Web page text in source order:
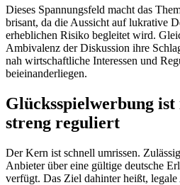
Dieses Spannungsfeld macht das
brisant, da die Aussicht auf lukrative
erheblichen Risiko begleitet wird.
Ambivalenz der Diskussion ihre
nah wirtschaftliche Interessen und
beieinanderliegen.
Glücksspielwerbung ist
streng reguliert
Der Kern ist schnell umrissen.
Anbieter über eine gültige deutsche
verfügt. Das Ziel dahinter heißt, legale